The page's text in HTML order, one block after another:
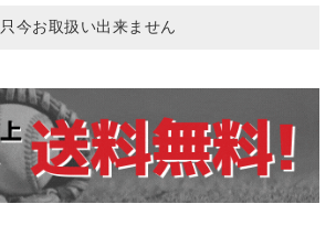
只今お取扱い出来ません